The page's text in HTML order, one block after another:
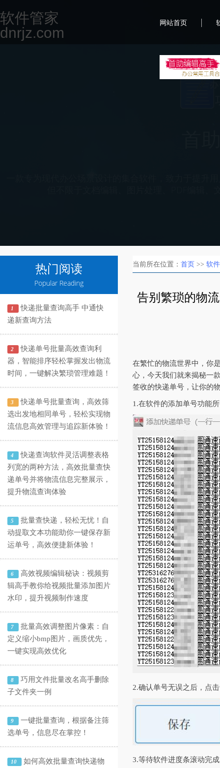
软件管家
dnrjz.com
网站首页 |
热门阅读
Popular Reading
1
快递批量查询高手 中通快
递新查询方法
2
快递单号批量高效查询利
器，智能排序轻松掌握发出物流
时间，一键解决繁琐管理难题！
3
快递单号批量查询，高效筛
选出发地相同单号，轻松实现物
流信息高效管理与追踪新体验！
4
快递查询软件灵活调整表格
列宽的两种方法，高效批量查快
递单号并将物流信息完整展示，
提升物流查询体验
5
批量查快递，轻松无忧！自
动提取文本功能助你一键保存新
运单号，高效便捷新体验！
6
高效视频编辑秘诀：视频剪
辑高手教你给视频批量添加图片
水印，提升视频制作速度
7
批量高效调整图片像素：自
定义缩小bmp图片，画质优先，
一键实现高效优化
8
巧用文件批量改名高手删除
子文件夹一例
9
一键批量查询，根据备注筛
选单号，信息尽在掌控！
10
如何高效批量查询快递物
当前所在位置： 首页 >> 软
告别繁琐的物
在繁忙的物流世界中，你
心，今天我们就来揭秘一
签收的快递单号，让你的
1.在软件的添加单号功能
2.确认单号无误之后，点
3.等待软件进度条滚动完